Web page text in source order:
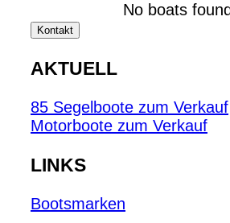
No boats
Kontakt
AKTUELL
85 Segelboote zum Verkauf
Motorboote zum Verkauf
LINKS
Bootsmarken